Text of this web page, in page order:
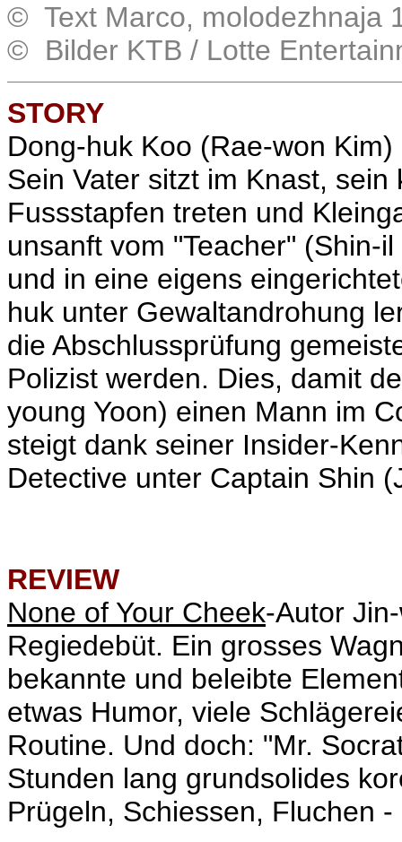
© Text Marco, molodezhnaja
© Bilder KTB / Lotte
STORY
Dong-huk Koo (Rae-won
Sein Vater sitzt im Knast,
Fussstapfen treten und
unsanft vom "Teacher" (Shin-
und in eine eigens
huk unter Gewaltandrohung
die Abschlussprüfung
Polizist werden. Dies, damit
young Yoon) einen Mann im
steigt dank seiner Insider-
Detective unter Captain Shin
REVIEW
None of Your Cheek-Autor
Regiedebüt. Ein grosses
bekannte und beleibte
etwas Humor, viele
Routine. Und doch: "Mr.
Stunden lang grundsolides
Prügeln, Schiessen, Fluchen